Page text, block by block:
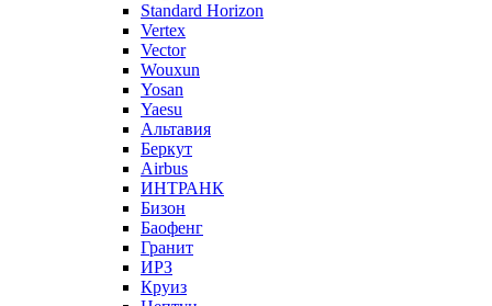
Standard Horizon
Vertex
Vector
Wouxun
Yosan
Yaesu
Альтавия
Беркут
Airbus
ИНТРАНК
Бизон
Баофенг
Гранит
ИРЗ
Круиз